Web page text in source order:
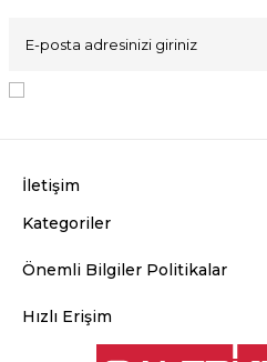
İletişim
Kategoriler
Önemli Bilgiler Politikalar
Hızlı Erişim